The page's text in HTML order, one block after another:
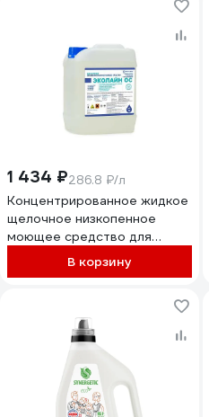
1 434 ₽286.8 ₽/л
Концентрированное жидкое
щелочное низкопенное
моющее средство для
стирки и отбеливания
рабочей одежды Чистый
В корзину